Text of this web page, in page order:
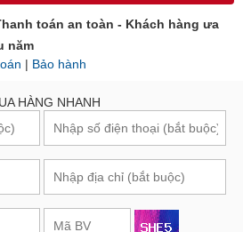
toán an toàn - Khách hàng ưa
năm
| Bảo hành
HÀNG NHANH